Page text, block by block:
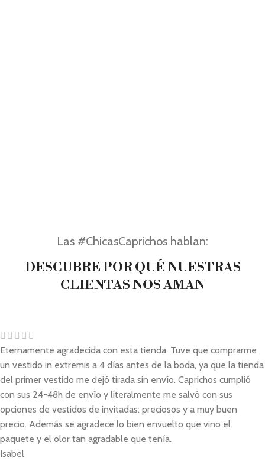
Las #ChicasCaprichos hablan:
DESCUBRE POR QUÉ NUESTRAS
CLIENTAS NOS AMAN
Eternamente agradecida con esta tienda. Tuve que comprarme
un vestido in extremis a 4 días antes de la boda, ya que la tienda
del primer vestido me dejó tirada sin envío. Caprichos cumplió
con sus 24-48h de envío y literalmente me salvó con sus
opciones de vestidos de invitadas: preciosos y a muy buen
precio. Además se agradece lo bien envuelto que vino el
paquete y el olor tan agradable que tenía.
Isabel